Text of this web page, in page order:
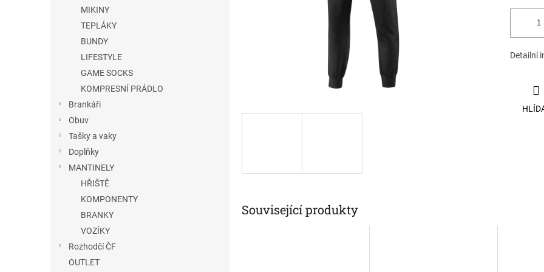
MIKINY
TEPLÁKY
BUNDY
LIFESTYLE
GAME SOCKS
KOMPRESNÍ PRÁDLO
Brankáři
Obuv
Tašky a vaky
Doplňky
MANTINELY
HŘIŠTĚ
KOMPONENTY
BRANKY
VOZÍKY
Rozhodčí ČF
OUTLET
Detailní
Související produkty